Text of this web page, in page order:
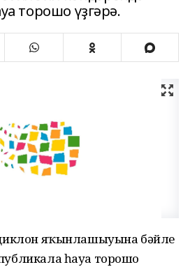
торошо үҙгәрә.
циклон яҡынлашыуына бәйле
һауа торошо